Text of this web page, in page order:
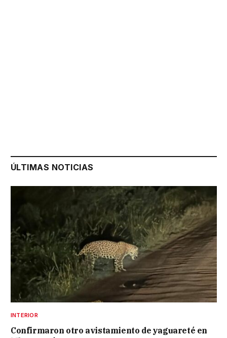
ÚLTIMAS NOTICIAS
INTERIOR
Confirmaron otro avistamiento de yaguareté en